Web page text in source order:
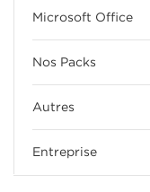
Microsoft Office
Nos Packs
Autres
Entreprise